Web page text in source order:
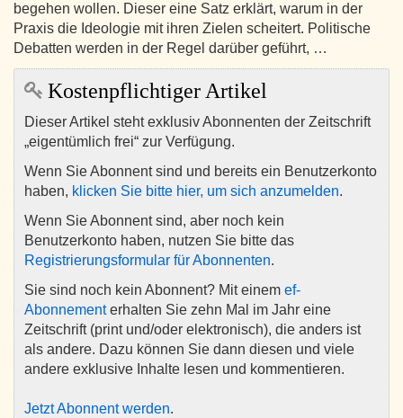
begehen wollen. Dieser eine Satz erklärt, warum in der
Praxis die Ideologie mit ihren Zielen scheitert. Politische
Debatten werden in der Regel darüber geführt, …
Kostenpflichtiger Artikel
Dieser Artikel steht exklusiv Abonnenten der Zeitschrift
„eigentümlich frei“ zur Verfügung.
Wenn Sie Abonnent sind und bereits ein Benutzerkonto
haben, klicken Sie bitte hier, um sich anzumelden.
Wenn Sie Abonnent sind, aber noch kein
Benutzerkonto haben, nutzen Sie bitte das
Registrierungsformular für Abonnenten.
Sie sind noch kein Abonnent? Mit einem ef-
Abonnementerhalten Sie zehn Mal im Jahr eine
Zeitschrift (print und/oder elektronisch), die anders ist
als andere. Dazu können Sie dann diesen und viele
andere exklusive Inhalte lesen und kommentieren.
Jetzt Abonnent werden.